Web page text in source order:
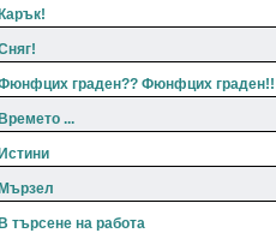
Карък!
граден?? Фюнфцих граден!!
Времето ...
Истини
Мързел
В търсене на работа